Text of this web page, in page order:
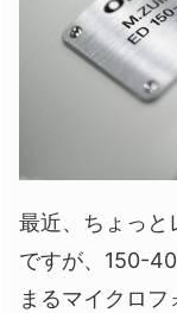
最近、ちょっと
ですが、150-
まるマイクロ